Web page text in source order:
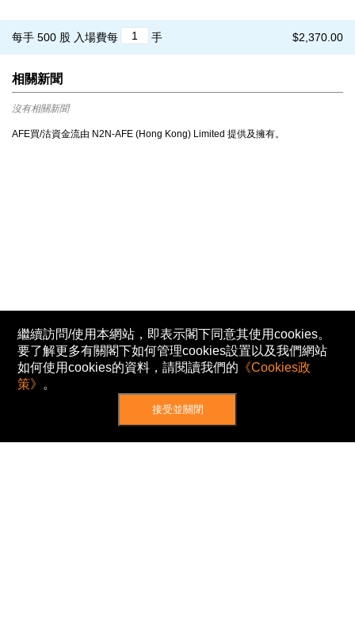
$2,370.00
每手 500 股 入場費每 手
相關新聞
沒有相關新聞
AFE買/沽資金流由 N2N-AFE (Hong Kong) Limited 提供及擁有。
繼續訪問/使用本網站，即表示閣下同意其使用cookies。
要了解更多有關閣下如何管理cookies設置以及我們網站
如何使用cookies的資料，請閱讀我們的 《Cookies政
策》 。
接受並關閉